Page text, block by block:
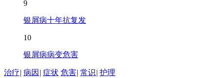
9
银屑病十年抗复发
10
银屑病病变危害
治疗| 病因 | 症状 危害| 常识| 护理